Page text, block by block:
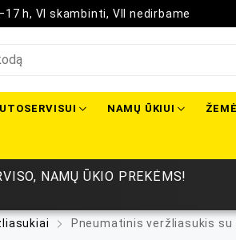
h, VI skambinti, VII nedirbame
NAMŲ ŪKIUI
NAMŲ ŪKIO PREKĖMS!
Pneumatinis veržliasukis